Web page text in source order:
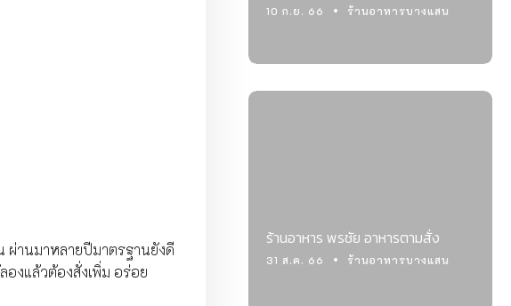
ผ่านมาหลายปีมาตรฐานยังดี
งแล้วต้องสั่งเพิ่ม อร่อย
10 ก.ย. 66 ร้านอาหารบางแสน
ร้านอาหาร พรชัย อาหารตามสั่ง
31 ส.ค. 66 ร้านอาหารบางแสน